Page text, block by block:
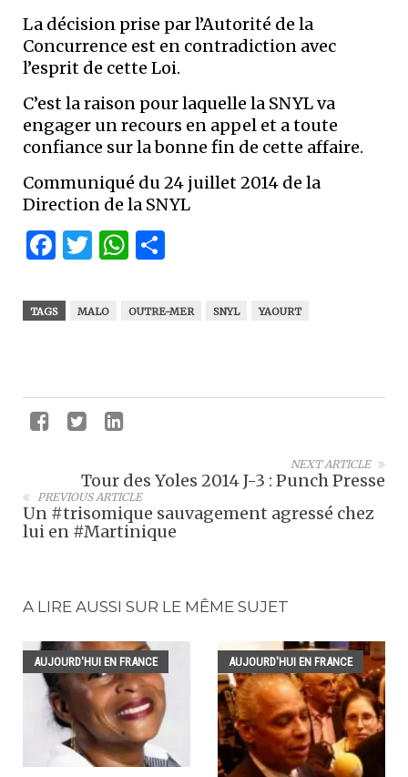
La décision prise par l’Autorité de la
Concurrence est en contradiction avec
l’esprit de cette Loi.
C’est la raison pour laquelle la SNYL va
engager un recours en appel et a toute
confiance sur la bonne fin de cette affaire.
Communiqué du 24 juillet 2014 de la
Direction de la SNYL
Facebook
Twitter
WhatsApp
TAGS MALO OUTRE-MER SNYL YAOURT
NEXT ARTICLE
Tour des Yoles 2014 J-3 : Punch Presse
PREVIOUS ARTICLE
Un #trisomique sauvagement agressé chez
lui en #Martinique
A LIRE AUSSI SUR LE MÊME SUJET
AUJOURD'HUI EN FRANCE AUJOURD'HUI EN FRANCE